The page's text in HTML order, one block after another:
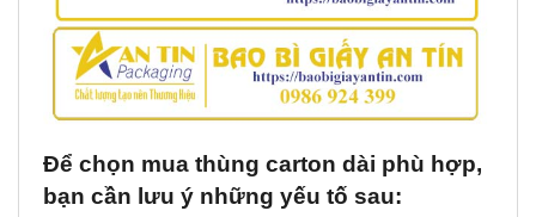
Để chọn mua thùng carton dài phù hợp,
bạn cần lưu ý những yếu tố sau: